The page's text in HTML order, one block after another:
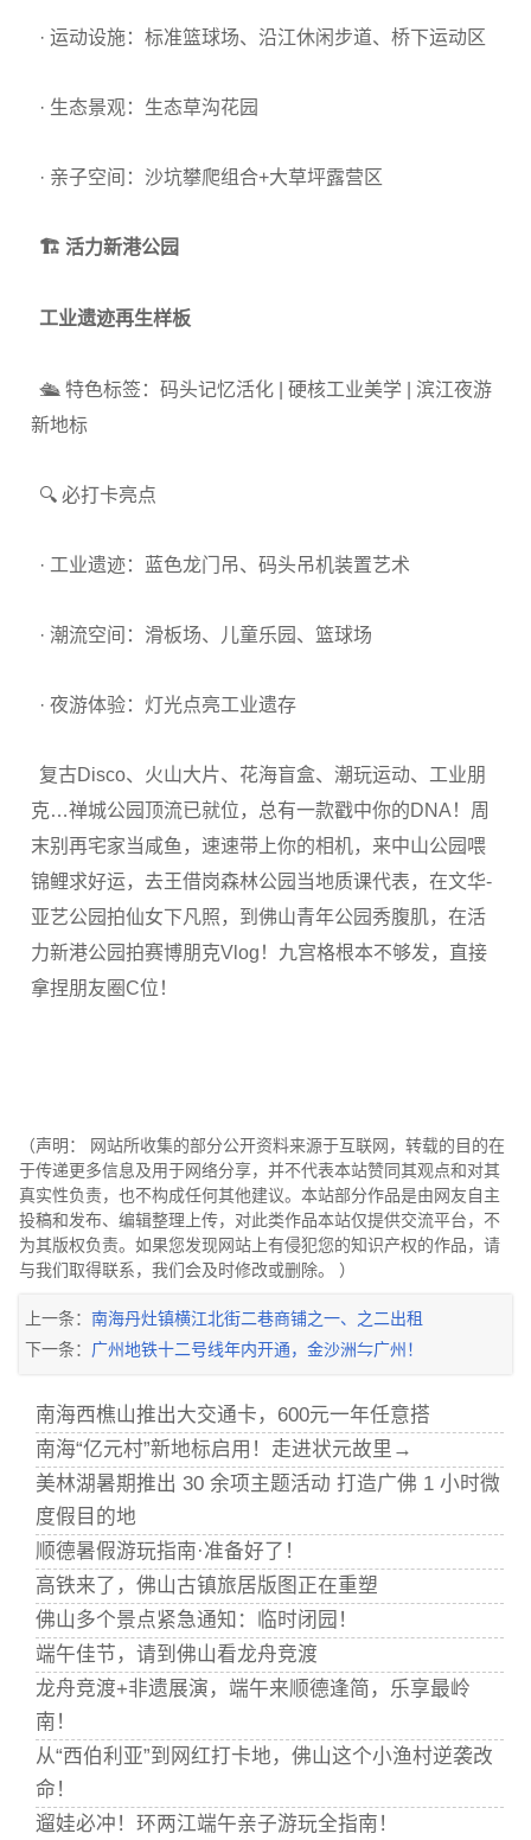
· 运动设施：标准篮球场、沿江休闲步道、桥下运动区
· 生态景观：生态草沟花园
· 亲子空间：沙坑攀爬组合+大草坪露营区
🏗️ 活力新港公园
工业遗迹再生样板
🛳️ 特色标签：码头记忆活化 | 硬核工业美学 | 滨江夜游
新地标
🔍 必打卡亮点
· 工业遗迹：蓝色龙门吊、码头吊机装置艺术
· 潮流空间：滑板场、儿童乐园、篮球场
· 夜游体验：灯光点亮工业遗存
复古Disco、火山大片、花海盲盒、潮玩运动、工业朋
克…禅城公园顶流已就位，总有一款戳中你的DNA！周
末别再宅家当咸鱼，速速带上你的相机，来中山公园喂
锦鲤求好运，去王借岗森林公园当地质课代表，在文华-
亚艺公园拍仙女下凡照，到佛山青年公园秀腹肌，在活
力新港公园拍赛博朋克Vlog！九宫格根本不够发，直接
拿捏朋友圈C位！
（声明： 网站所收集的部分公开资料来源于互联网，转载的目的在
于传递更多信息及用于网络分享，并不代表本站赞同其观点和对其
真实性负责，也不构成任何其他建议。本站部分作品是由网友自主
投稿和发布、编辑整理上传，对此类作品本站仅提供交流平台，不
为其版权负责。如果您发现网站上有侵犯您的知识产权的作品，请
与我们取得联系，我们会及时修改或删除。 ）
上一条： 南海丹灶镇横江北街二巷商铺之一、之二出租
下一条： 广州地铁十二号线年内开通，金沙洲⇋广州！
南海西樵山推出大交通卡，600元一年任意搭
南海“亿元村”新地标启用！走进状元故里→
美林湖暑期推出 30 余项主题活动 打造广佛 1 小时微
度假目的地
顺德暑假游玩指南·准备好了！
高铁来了，佛山古镇旅居版图正在重塑
佛山多个景点紧急通知：临时闭园！
端午佳节，请到佛山看龙舟竞渡
龙舟竞渡+非遗展演，端午来顺德逢简，乐享最岭
南！
从“西伯利亚”到网红打卡地，佛山这个小渔村逆袭改
命！
遛娃必冲！环两江端午亲子游玩全指南！